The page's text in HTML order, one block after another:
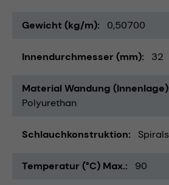
Gewicht (kg/m) 0,50700
Innendurchmesser (mm) 32
Material Wandung (Innenlage)
Polyurethan
Schlauchkonstruktion
Temperatur (°C) Max. 90